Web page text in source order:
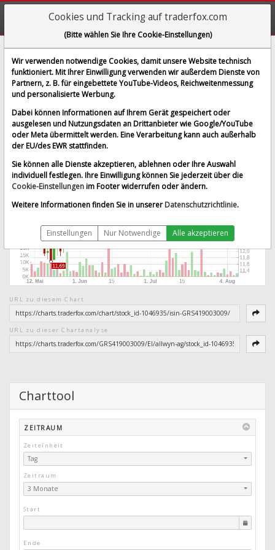
Allwyn AG
[GF8 | WKN 765974 | ISIN GRS419003009]
13,630 € 2,17 %
Echtzeit-Aktienkurs vom 08.08.2026 um 05:58 Uhr
Echtzeit Euro Splitbereinigt
URL zu diesem Chart
URL zu dieser Chartanalyse
Charttool
ZEITRAUM
Zeiteinheit
Tag
Zeitraum
3 Monate
Start
Ende
Cookies und Tracking auf traderfox.com
(Bitte wählen Sie Ihre Cookie-Einstellungen)
Wir verwenden notwendige Cookies, damit unsere Website technisch
funktioniert. Mit Ihrer Einwilligung verwenden wir außerdem Dienste von
Partnern, z. B. für eingebettete YouTube-Videos, Reichweitenmessung
und personalisierte Werbung.
Dabei können Informationen auf Ihrem Gerät gespeichert oder
ausgelesen und Nutzungsdaten an Drittanbieter wie Google/YouTube
oder Meta übermittelt werden. Eine Verarbeitung kann auch außerhalb
der EU/des EWR stattfinden.
Sie können alle Dienste akzeptieren, ablehnen oder Ihre Auswahl
individuell festlegen. Ihre Einwilligung können Sie jederzeit über die
Cookie-Einstellungenim Footer widerrufen oder ändern.
Weitere Informationen finden Sie in unserer Datenschutzrichtlinie.
Einstellungen Nur Notwendige Alle akzeptieren